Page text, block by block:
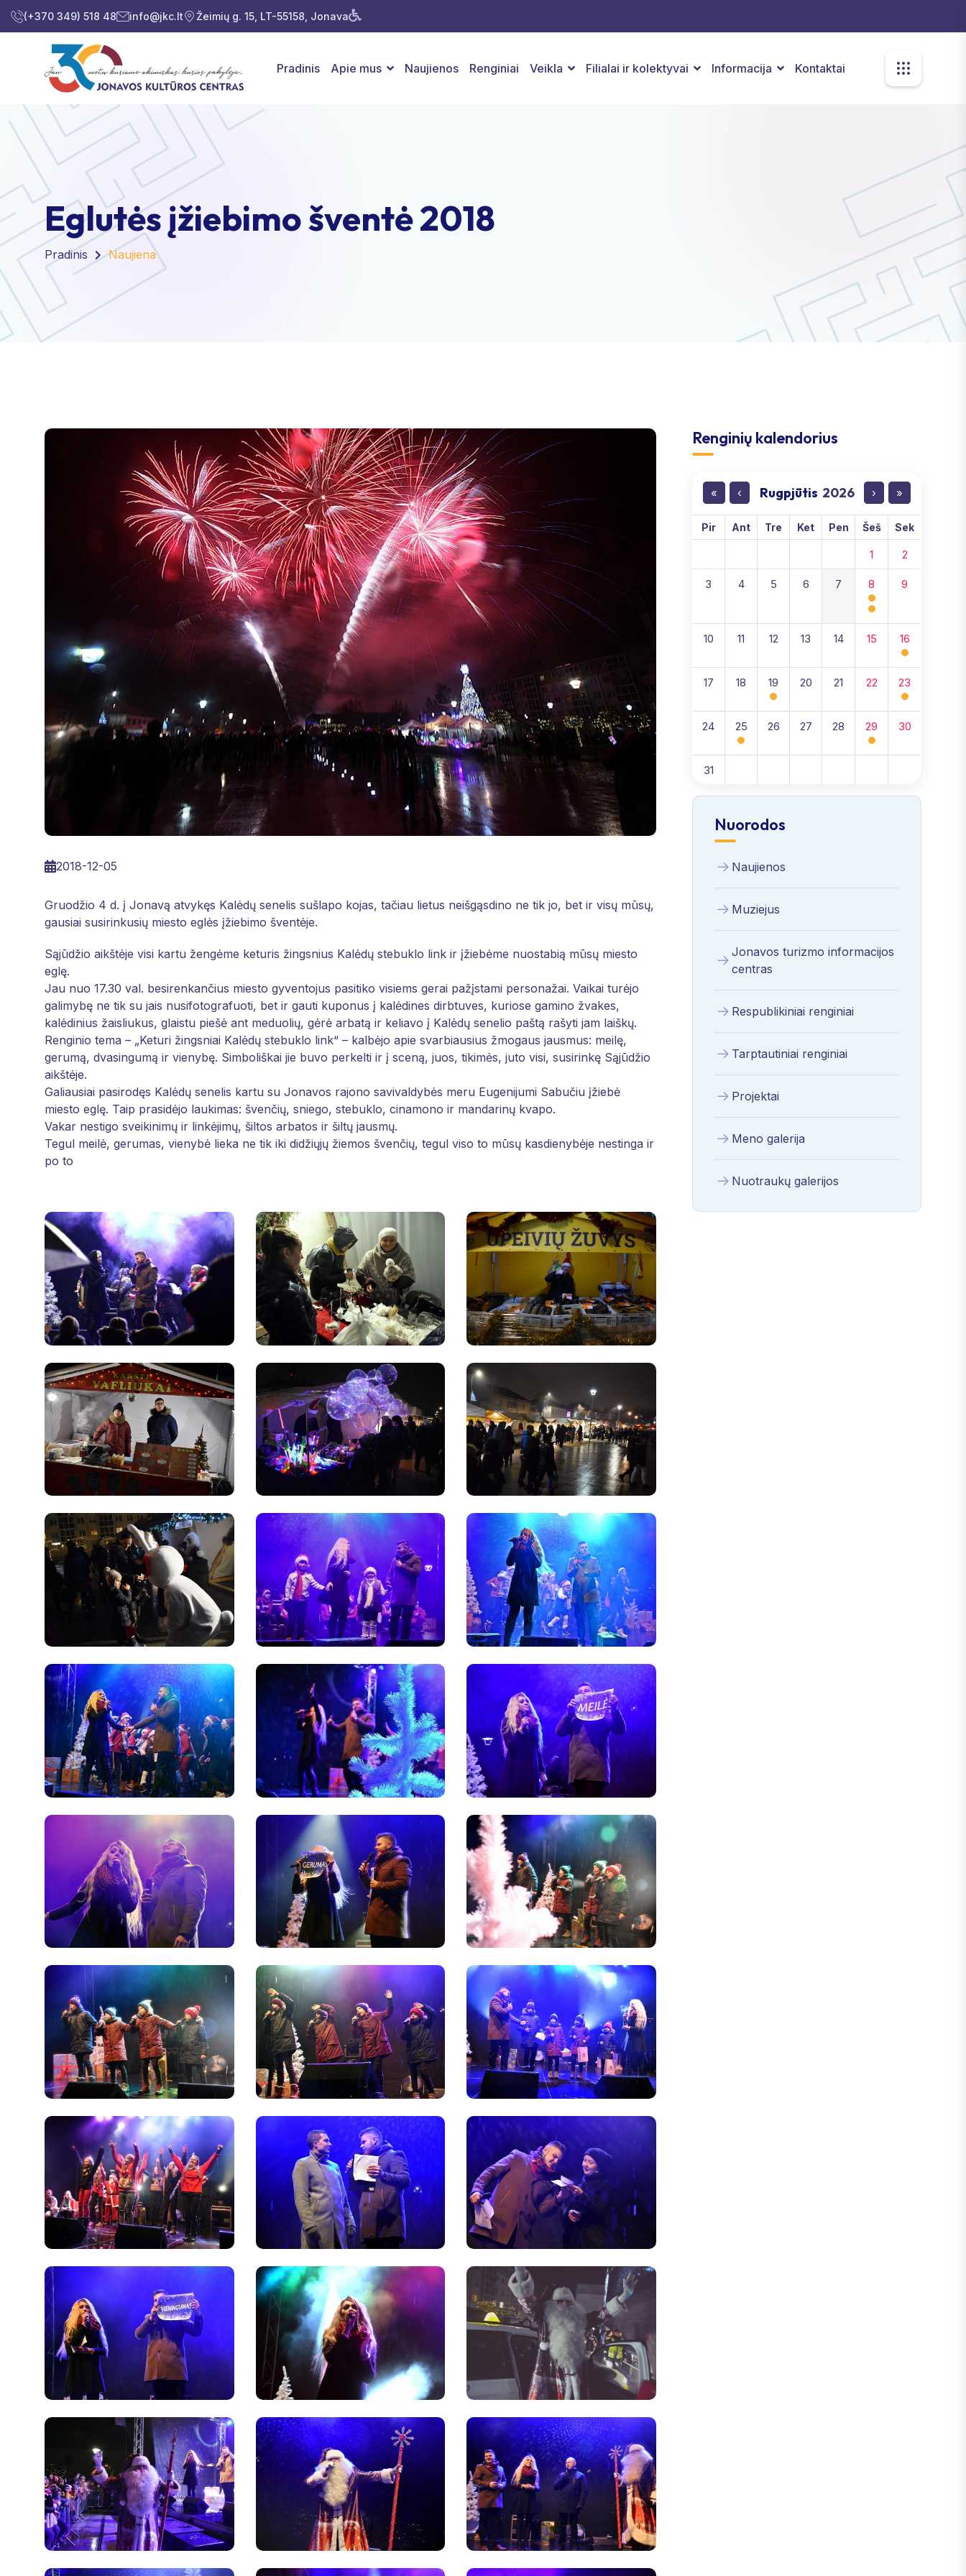
(+370 349) 518 48 info@jkc.lt Žeimių g. 15, LT-55158, Jonava
Pradinis Apie mus Naujienos Renginiai Veikla Filialai ir kolektyvai Informacija Kontaktai
Eglutės įžiebimo šventė 2018
Pradinis Naujiena
2018-12-05
Gruodžio 4 d. į Jonavą atvykęs Kalėdų senelis sušlapo kojas, tačiau lietus neišgąsdino ne tik jo, bet ir visų mūsų,
gausiai susirinkusių miesto eglės įžiebimo šventėje.
Sąjūdžio aikštėje visi kartu žengėme keturis žingsnius Kalėdų stebuklo link ir įžiebėme nuostabią mūsų miesto
eglę.
Jau nuo 17.30 val. besirenkančius miesto gyventojus pasitiko visiems gerai pažįstami personažai. Vaikai turėjo
galimybę ne tik su jais nusifotografuoti, bet ir gauti kuponus į kalėdines dirbtuves, kuriose gamino žvakes,
kalėdinius žaisliukus, glaistu piešė ant meduolių, gėrė arbatą ir keliavo į Kalėdų senelio paštą rašyti jam laiškų.
Renginio tema – „Keturi žingsniai Kalėdų stebuklo link“ – kalbėjo apie svarbiausius žmogaus jausmus: meilę,
gerumą, dvasingumą ir vienybę. Simboliškai jie buvo perkelti ir į sceną, juos, tikimės, juto visi, susirinkę Sąjūdžio
aikštėje.
Galiausiai pasirodęs Kalėdų senelis kartu su Jonavos rajono savivaldybės meru Eugenijumi Sabučiu įžiebė
miesto eglę. Taip prasidėjo laukimas: švenčių, sniego, stebuklo, cinamono ir mandarinų kvapo.
Vakar nestigo sveikinimų ir linkėjimų, šiltos arbatos ir šiltų jausmų.
Tegul meilė, gerumas, vienybė lieka ne tik iki didžiųjų žiemos švenčių, tegul viso to mūsų kasdienybėje nestinga ir
po to
Renginių kalendorius
« ‹ Rugpjūtis 2026 › »
Pir Ant Tre Ket Pen Šeš Sek
1 2
3 4 5 6 7 8 9
10 11 12 13 14 15 16
17 18 19 20 21 22 23
24 25 26 27 28 29 30
31
Nuorodos
Naujienos
Muziejus
Jonavos turizmo informacijos
centras
Respublikiniai renginiai
Tarptautiniai renginiai
Projektai
Meno galerija
Nuotraukų galerijos